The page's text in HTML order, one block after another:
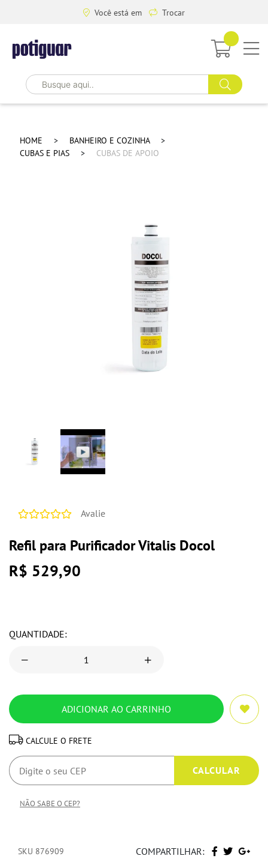
Você está em Trocar
HOME
BANHEIRO E COZINHA
CUBAS E PIAS
CUBAS DE APOIO
Avalie
Refil para Purificador Vitalis Docol
R$ 529,90
QUANTIDADE:
CALCULE O FRETE
NÃO SABE O CEP?
SKU 876909 COMPARTILHAR: